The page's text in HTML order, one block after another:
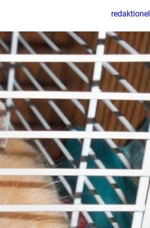
redaktionel